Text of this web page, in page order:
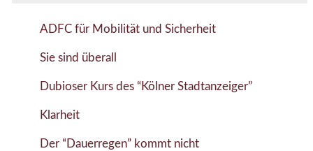
ADFC für Mobilität und Sicherheit
Sie sind überall
Dubioser Kurs des “Kölner Stadtanzeiger”
Klarheit
Der “Dauerregen” kommt nicht